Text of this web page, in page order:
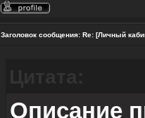
Заголовок сообщения: Re: [Личный
Описание